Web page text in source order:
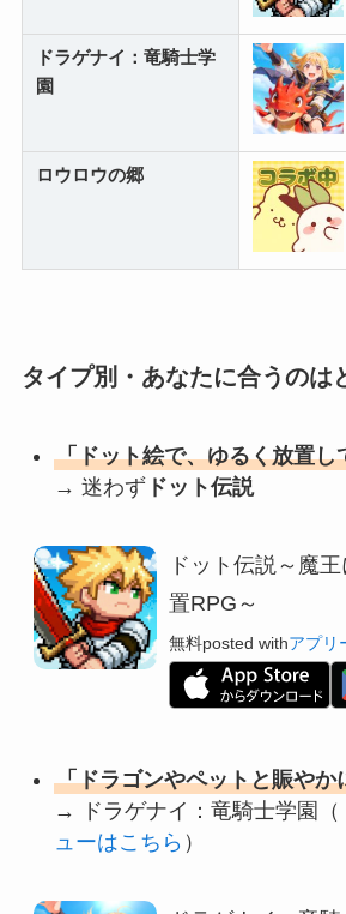
ドラゲナイ：竜騎士学
園
ロウロウの郷
タイプ別・あなたに合うのは
「ドット絵で、ゆるく放置し
→ 迷わず ドット伝説
ドット伝説～魔
置RPG～
無料posted withアプリ
「ドラゴンやペットと賑やか
→ ドラゲナイ：竜騎士学園（
ューはこちら ）